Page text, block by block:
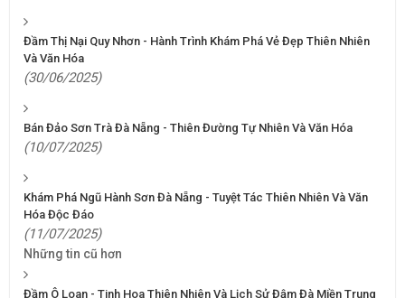
Đầm Thị Nại Quy Nhơn - Hành Trình Khám Phá Vẻ Đẹp Thiên Nhiên
Và Văn Hóa
(30/06/2025)
Bán Đảo Sơn Trà Đà Nẵng - Thiên Đường Tự Nhiên Và Văn Hóa
(10/07/2025)
Khám Phá Ngũ Hành Sơn Đà Nẵng - Tuyệt Tác Thiên Nhiên Và Văn
Hóa Độc Đáo
(11/07/2025)
Những tin cũ hơn
Đầm Ô Loan - Tinh Hoa Thiên Nhiên Và Lịch Sử Đậm Đà Miền Trung